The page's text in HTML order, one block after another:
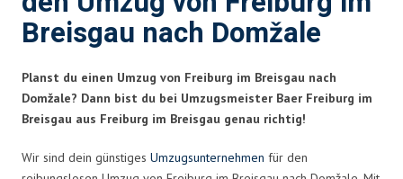
Breisgau nach Domžale
Planst du einen Umzug von Freiburg im Breisgau nach
Domžale? Dann bist du bei Umzugsmeister Baer Freiburg im
Breisgau aus Freiburg im Breisgau genau richtig!
Wir sind dein günstiges Umzugsunternehmen für den